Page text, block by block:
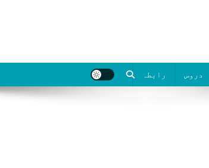
دروس رابطہ